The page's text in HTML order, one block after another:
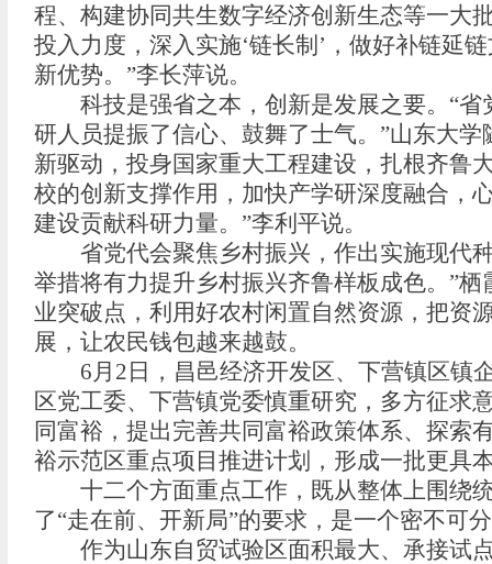
程、构建协同共生数字经济创新生态等一大
投入力度，深入实施‘链长制’，做好补链延
新优势。”李长萍说。
科技是强省之本，创新是发展之要。“省
研人员提振了信心、鼓舞了士气。”山东大
新驱动，投身国家重大工程建设，扎根齐鲁
校的创新支撑作用，加快产学研深度融合，
建设贡献科研力量。”李利平说。
省党代会聚焦乡村振兴，作出实施现代种
举措将有力提升乡村振兴齐鲁样板成色。”
业突破点，利用好农村闲置自然资源，把资
展，让农民钱包越来越鼓。
6月2日，昌邑经济开发区、下营镇区镇企
区党工委、下营镇党委慎重研究，多方征求
同富裕，提出完善共同富裕政策体系、探索
裕示范区重点项目推进计划，形成一批更具
十二个方面重点工作，既从整体上围绕统
了“走在前、开新局”的要求，是一个密不可
作为山东自贸试验区面积最大、承接试点